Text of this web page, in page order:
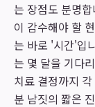
는 장점도 분명
이 감수해야 할
는 바로 '시간'입
는 몇 달을 기다
치료 결정까지
분 남짓의 짧은